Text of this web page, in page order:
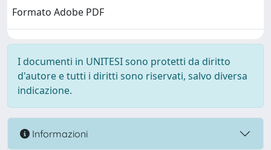
Formato Adobe PDF
I documenti in UNITESI sono protetti da diritto
d'autore e tutti i diritti sono riservati, salvo diversa
indicazione.
Informazioni